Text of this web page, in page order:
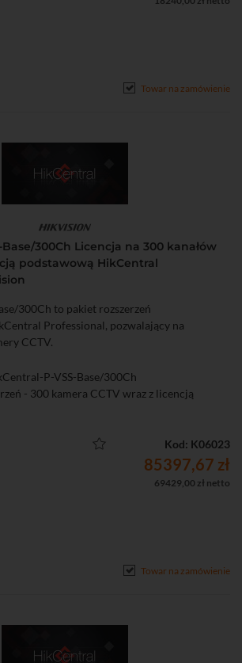
Towar na zamówienie
300Ch Licencja na 300 kanałów
podstawową HikCentral
300Ch to pakiet rozszerzeń
Professional, pozwalający na
CCTV.
P-VSS-Base/300Ch
- 300 kamera CCTV wraz z licencją
Kod: K06023
85397,67 zł
69429,00 zł netto
Towar na zamówienie